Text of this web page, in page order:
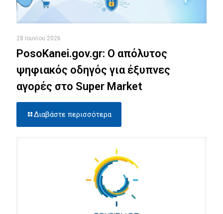
28 Ιουνίου 2026
PosoKanei.gov.gr: Ο απόλυτος
ψηφιακός οδηγός για έξυπνες
αγορές στο Super Market
Διαβάστε περισσότερα